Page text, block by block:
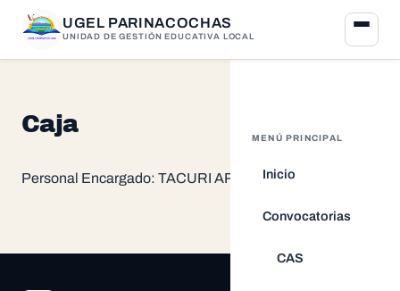
UGEL PARINACOCHAS
UNIDAD DE GESTIÓN EDUCATIVA LOCAL
MENÚ PRINCIPAL
Inicio
Convocatorias
CAS
Caja
Personal Encargado: TACURI ARANGO, María Elena